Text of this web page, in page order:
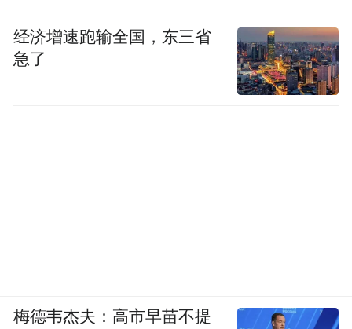
经济增速跑输全国，东三省
急了
梅德韦杰夫：高市早苗不提